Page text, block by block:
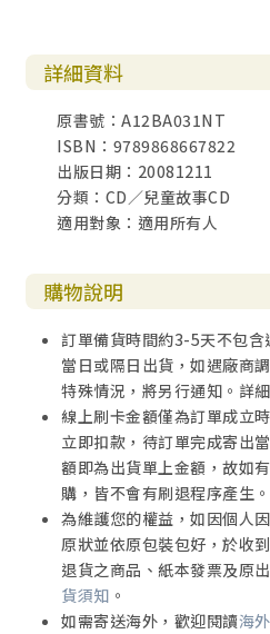
詳細資料
原書號：A12BA031NT
ISBN：9789868667822
出版日期：20081211
分類：CD／兒童故事CD
適用對象：適用所有人
購物說明
訂單備貨時間約3-5天不包
當日或隔日出貨，如遇廠商
特殊情況，將另行通知。詳
線上刷卡金額僅為訂單成立
立即扣款，待訂單完成寄出
額即為出貨單上金額，故如
購，皆不會有刷退程序產生。
為維護您的權益，如因個人
原狀並依原包裝包好，於收
退貨之商品、紙本發票及原
貨須知 。
如需寄送海外，歡迎閱讀海